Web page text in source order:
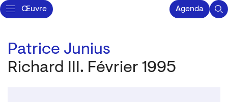
Œuvre Agenda
Patrice Junius
Richard III. Février 1995